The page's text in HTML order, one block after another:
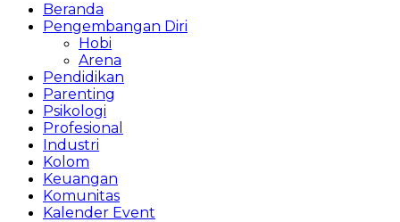
Beranda
Pengembangan Diri
Hobi
Arena
Pendidikan
Parenting
Psikologi
Profesional
Industri
Kolom
Keuangan
Komunitas
Kalender Event